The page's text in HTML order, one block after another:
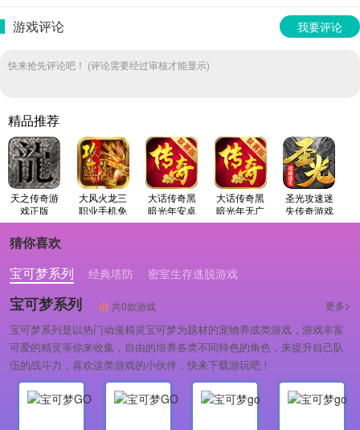
游戏评论 我要评论
快来抢先评论吧！ (评论需要经过审核才能显示)
精品推荐
天之传奇游
戏正版
大风火龙三
职业手机免
费版
大话传奇黑
暗光年安卓
官方版
大话传奇黑
暗光年无广
告版
圣光攻速迷
失传奇游戏
最新版
猜你喜欢
宝可梦系列
经典塔防 密室生存逃脱游戏
宝可梦系列 共0款游戏 更多>
宝可梦系列是以热门动漫精灵宝可梦为题材的宠物养成类游戏，游戏丰富
可爱的精灵等你来收集，自由的培养各类不同特色的角色，来提升自己队
伍的战斗力，喜欢这类游戏的小伙伴，快来下载游玩吧！